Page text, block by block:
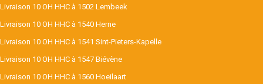
Livraison 10 OH HHC à 1502 Lembeek
Livraison 10 OH HHC à 1540 Herne
Livraison 10 OH HHC à 1541 Sint-Pieters-Kapelle
Livraison 10 OH HHC à 1547 Biévène
Livraison 10 OH HHC à 1560 Hoeilaart